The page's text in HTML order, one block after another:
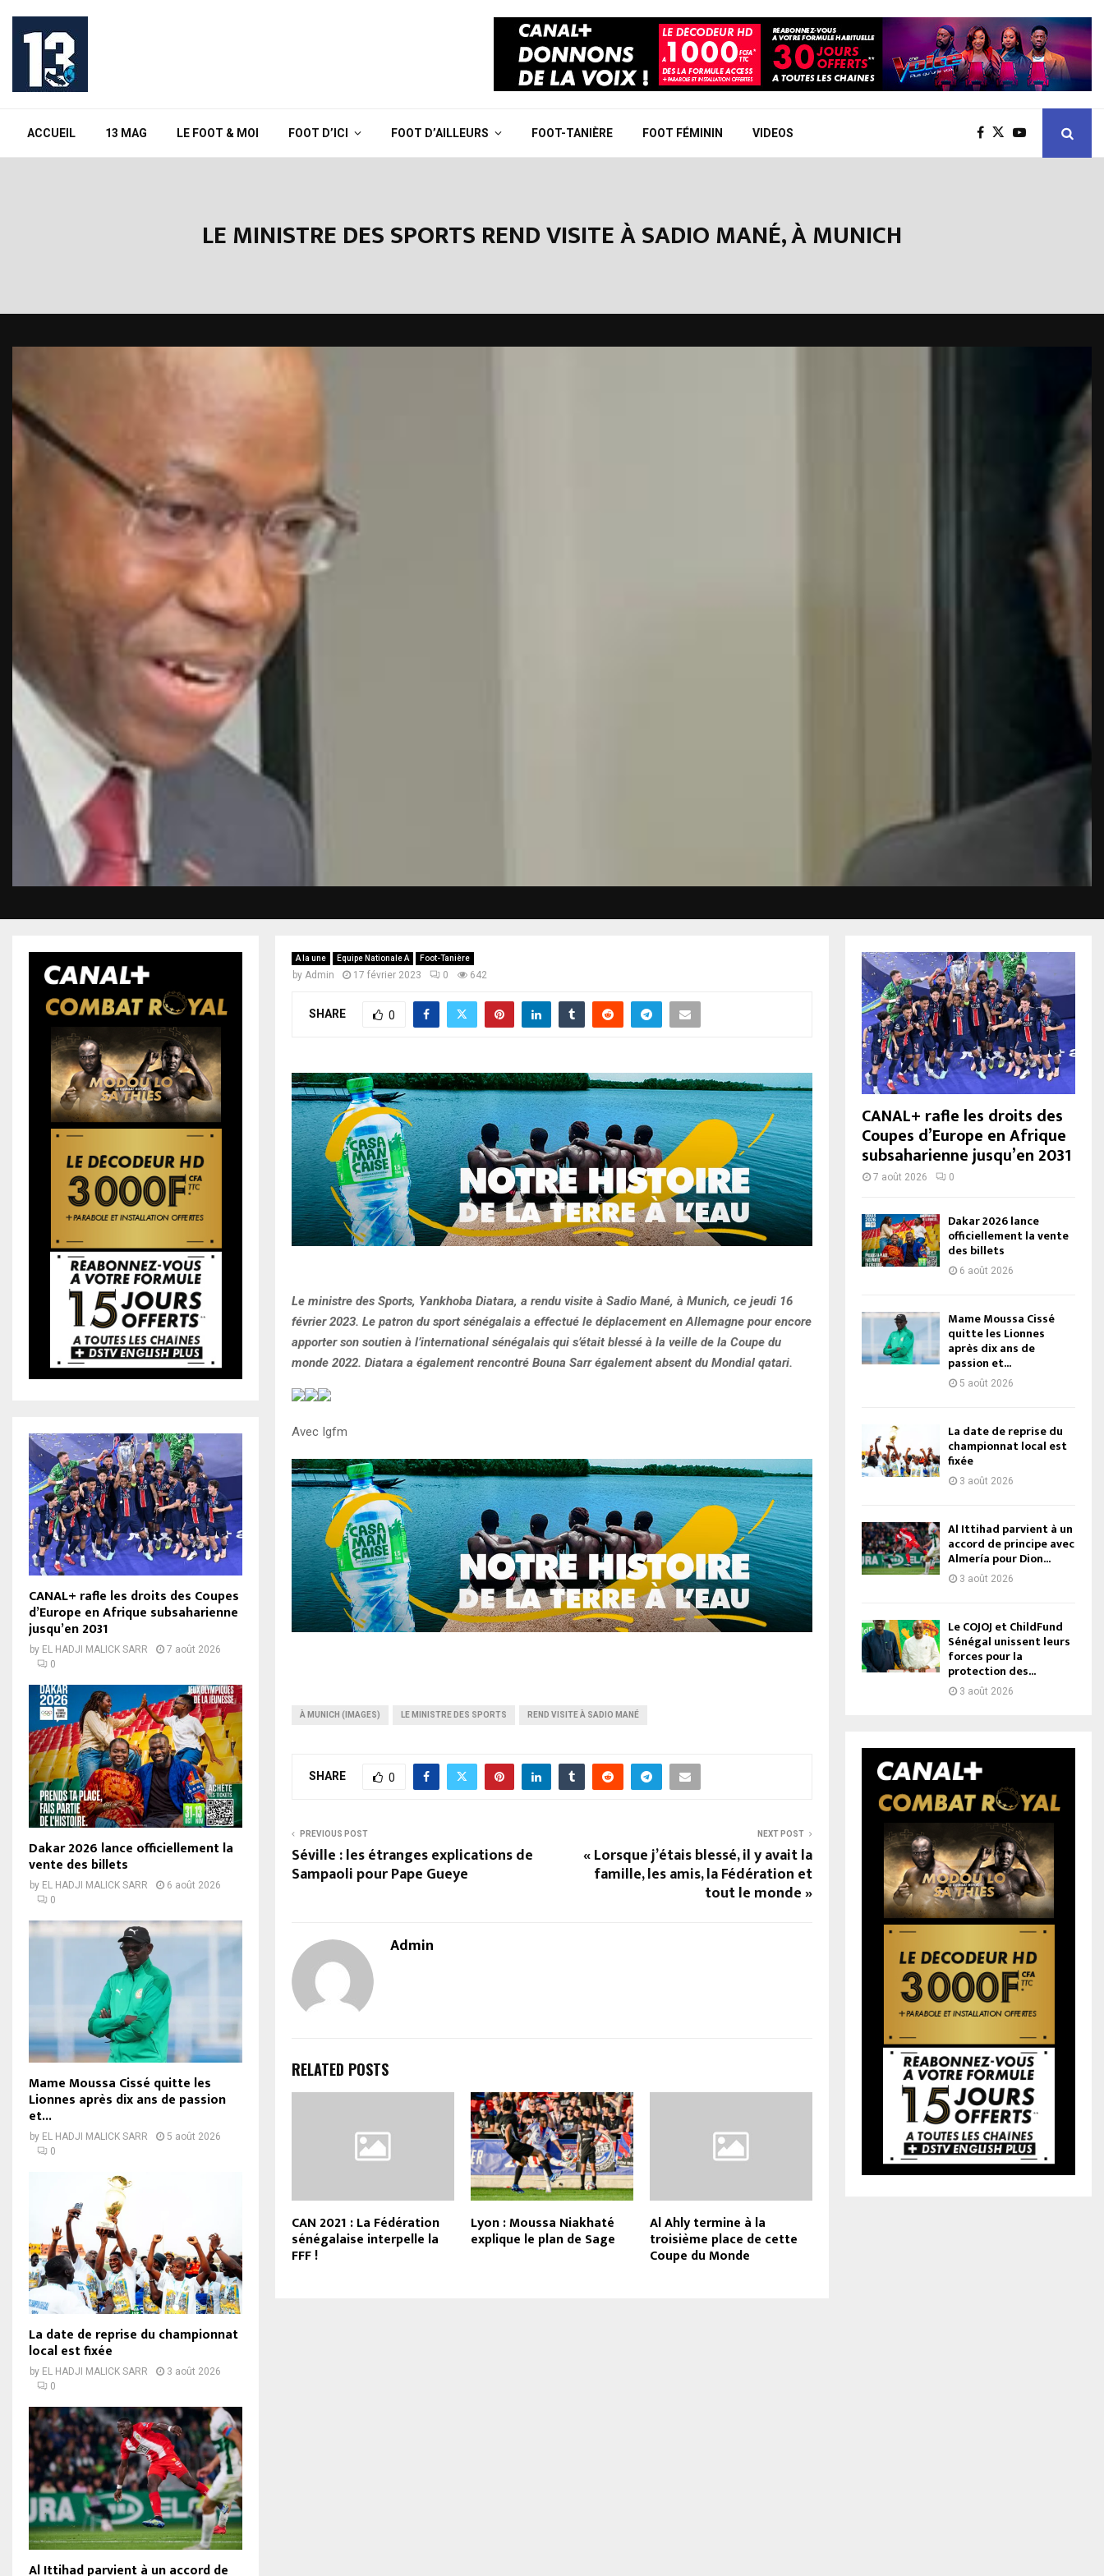
ACCUEIL 13 MAG LE FOOT & MOI FOOT D’ICI FOOT D’AILLEURS FOOT-TANIÈRE FOOT FÉMININ VIDEOS
LE MINISTRE DES SPORTS REND VISITE À SADIO MANÉ, À MUNICH
A la une Equipe Nationale A Foot-Tanière
by Admin 17 février 2023 0 642
SHARE 0
Le ministre des Sports, Yankhoba Diatara, a rendu visite à Sadio Mané, à Munich, ce jeudi 16
février 2023. Le patron du sport sénégalais a effectué le déplacement en Allemagne pour encore
apporter son soutien à l’international sénégalais qui s’était blessé à la veille de la Coupe du
monde 2022. Diatara a également rencontré Bouna Sarr également absent du Mondial qatari.
Avec Igfm
À MUNICH (IMAGES) LE MINISTRE DES SPORTS REND VISITE À SADIO MANÉ
SHARE 0
PREVIOUS POST
Séville : les étranges explications de
Sampaoli pour Pape Gueye
NEXT POST
« Lorsque j’étais blessé, il y avait la
famille, les amis, la Fédération et
tout le monde »
Admin
RELATED POSTS
CAN 2021 : La Fédération
sénégalaise interpelle la
FFF !
Lyon : Moussa Niakhaté
explique le plan de Sage
Al Ahly termine à la
troisième place de cette
Coupe du Monde
CANAL+ rafle les droits des Coupes
d’Europe en Afrique subsaharienne
jusqu’en 2031
by EL HADJI MALICK SARR
7 août 2026
0
Dakar 2026 lance officiellement la
vente des billets
by EL HADJI MALICK SARR
6 août 2026
0
Mame Moussa Cissé quitte les
Lionnes après dix ans de passion
et...
by EL HADJI MALICK SARR
5 août 2026
0
La date de reprise du championnat
local est fixée
by EL HADJI MALICK SARR
3 août 2026
0
Al Ittihad parvient à un accord de
CANAL+ rafle les droits des
Coupes d’Europe en Afrique
subsaharienne jusqu’en 2031
7 août 2026 0
Dakar 2026 lance
officiellement la vente
des billets
6 août 2026
Mame Moussa Cissé
quitte les Lionnes
après dix ans de
passion et...
5 août 2026
La date de reprise du
championnat local est
fixée
3 août 2026
Al Ittihad parvient à un
accord de principe avec
Almería pour Dion...
3 août 2026
Le COJOJ et ChildFund
Sénégal unissent leurs
forces pour la
protection des...
3 août 2026